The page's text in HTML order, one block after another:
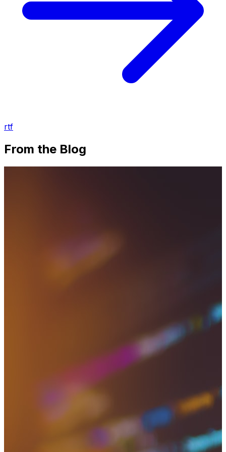
rtf
From the Blog